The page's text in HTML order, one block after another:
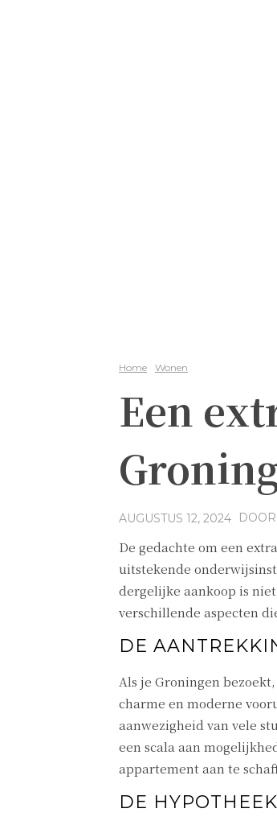
Home Wonen
Een
AUGUSTUS 12, 2024 DOOR
De gedachte om een
uitstekende
dergelijke aankoop is
verschillende aspecten
DE
Als je Groningen
charme en moderne
aanwezigheid van vele
een scala aan
appartement aan te
DE HYPOTHEEK